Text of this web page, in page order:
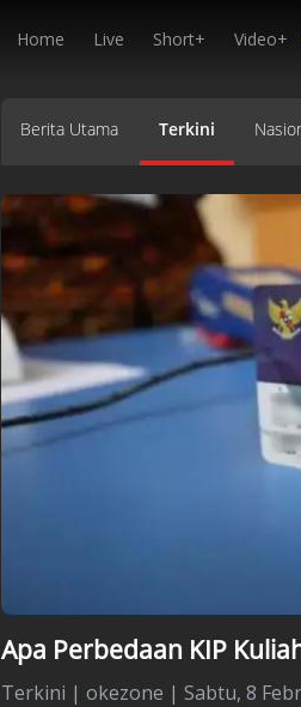
Home Live Short+ Video+
Berita Utama Terkini
Apa Perbedaan KIP
Terkini | okezone | Sabtu, 8